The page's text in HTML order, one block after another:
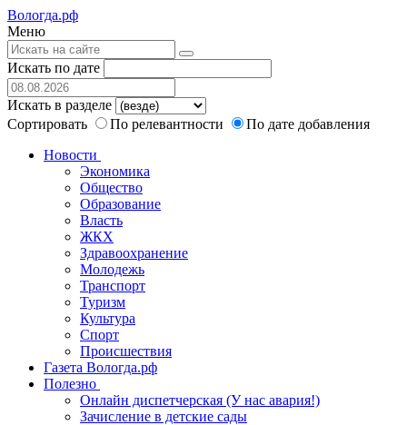
Вологда.рф
Меню
Искать по дате
Искать в разделе
Сортировать
По релевантности
По дате добавления
Новости
Экономика
Общество
Образование
Власть
ЖКХ
Здравоохранение
Молодежь
Транспорт
Туризм
Культура
Спорт
Происшествия
Газета Вологда.рф
Полезно
Онлайн диспетчерская (У нас авария!)
Зачисление в детские сады